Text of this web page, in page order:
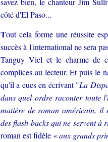
côté d'El Paso...
Tout cela forme une réussite
succès à l'international ne sera
Tanguy Viel et le charme de
complices au lecteur. Et puis le
qu'il a eues en écrivant "La
dans quel ordre raconter toute
matière de roman américain, il
des flash-backs qui ne servent à
roman est fidèle « aux grands